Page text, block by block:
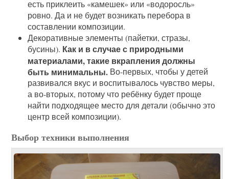
есть приклеить «камешек» или «водоросль»
ровно. Да и не будет возникать перебора в
составлении композиции.
Декоративные элементы (пайетки, стразы,
бусины). Как и в случае с природными
материалами, такие вкрапления должны
быть минимальны. Во-первых, чтобы у детей
развивался вкус и воспитывалось чувство меры,
а во-вторых, потому что ребёнку будет проще
найти подходящее место для детали (обычно это
центр всей композиции).
Выбор техники выполнения